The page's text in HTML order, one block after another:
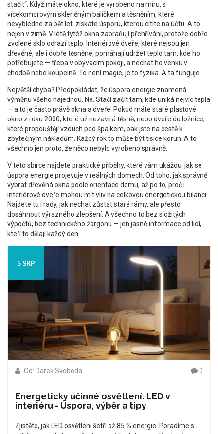
stačit“. Když máte okno, které je vyrobeno na míru, s
vícekomorovým skleněným balíčkem a těsněním, které
nevybledne za pět let, získáte úsporu, kterou cítíte na účtu. A to
nejen v zimě. V létě tytéž okna zabraňují přehřívání, protože dobře
zvolené sklo odrazí teplo. Interiérové dveře, které nejsou jen
dřevěné, ale i dobře těsněné, pomáhají udržet teplo tam, kde ho
potřebujete — třeba v obývacím pokoji, a nechat ho venku v
chodbě nebo koupelně. To není magie, je to fyzika. A ta funguje.
Největší chyba? Předpokládat, že úspora energie znamená
výměnu všeho najednou. Ne. Stačí začít tam, kde uniká nejvíc tepla
— a to je často právě okna a dveře. Pokud máte staré plastové
okno z roku 2000, které už nezavírá těsně, nebo dveře do ložnice,
které propouštějí vzduch pod špalkem, pak jste na cestě k
zbytečným nákladům. Každý rok to může být tisíce korun. A to
všechno jen proto, že něco nebylo vyrobeno správně.
V této sbírce najdete praktické příběhy, které vám ukážou, jak se
úspora energie projevuje v reálných domech. Od toho, jak správně
vybrat dřevěná okna podle orientace domu, až po to, proč i
interiérové dveře mohou mít vliv na celkovou energetickou bilanci.
Najdete tu i rady, jak nechat zůstat staré rámy, ale přesto
dosáhnout výrazného zlepšení. A všechno to bez složitých
výpočtů, bez technického žargonu — jen jasné informace od lidí,
kteří to dělají každý den.
5 SRP
Od: Darek Svoboda 0
Energeticky účinné osvětlení: LED v
interiéru - Úspora, výběr a tipy
Zjistěte, jak LED osvětlení šetří až 85 % energie. Poradíme s